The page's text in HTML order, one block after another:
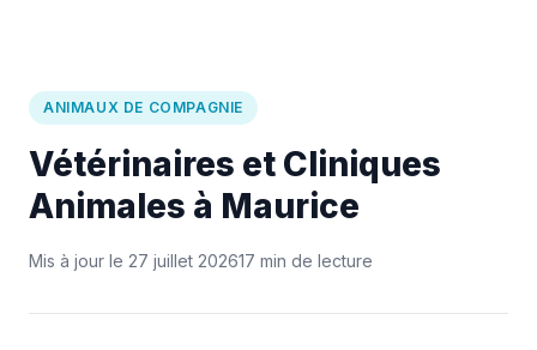
ANIMAUX DE COMPAGNIE
Vétérinaires et Cliniques
Animales à Maurice
Mis à jour le 27 juillet 202617 min de lecture